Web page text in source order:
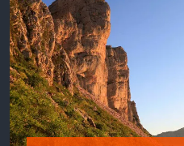
Tous nos
Rhône
De nombreux campings